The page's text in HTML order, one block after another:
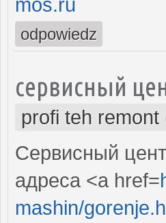
mos.ru
odpowiedz
сервисный
profi teh
Сервисный
адреса <a href=
mashin/